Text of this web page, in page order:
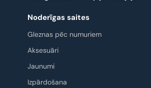
Noderīgas saites
Gleznas pēc numuriem
Aksesuāri
Jaunumi
Izpārdošana